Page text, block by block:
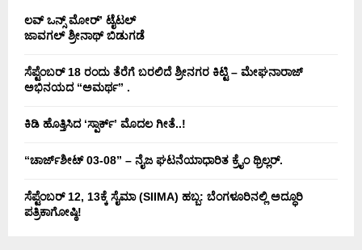
ಲವ್ ಒನ್ಸ್ ಮೋರ್’ ಟೈಟಲ್
ಜಾವಗಲ್ ಶ್ರೀನಾಥ್ ಬಿಡುಗಡೆ
ಸೆಪ್ಟೆಂಬರ್ 18 ರಂದು ತೆರೆಗೆ ಬರಲಿದೆ ಶ್ರೀನಗರ ಕಿಟ್ಟಿ – ಮೇಘನಾರಾಜ್
ಅಭಿನಯದ “ಅಮರ್ಥ” .
ಕಿಡಿ‌‌ ಹೊತ್ತಿಸಿದ ‘ಸ್ಪಾರ್ಕ್’ ಮೊದಲ‌ ಗೀತೆ..!
“ಚಾರ್ಜ್‌ಶೀಟ್ 03-08” – ನೈಜ ಘಟನೆಯಾಧಾರಿತ ಕ್ರೈಂ ಥ್ರಿಲ್ಲರ್.
ಸೆಪ್ಟೆಂಬರ್ 12, 13ಕ್ಕೆ ಸೈಮಾ (SIIMA) ಹಬ್ಬ: ಬೆಂಗಳೂರಿನಲ್ಲಿ ಅದ್ಧೂರಿ
ಪತ್ರಿಕಾಗೋಷ್ಠಿ!